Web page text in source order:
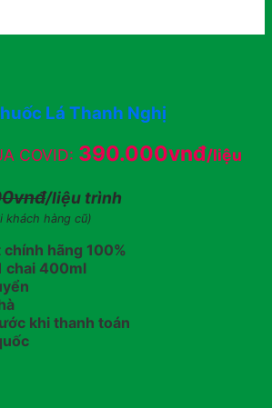
Lá Thanh Nghị
COVID: 390.000vnđ/liệu
/liệu trình
khách hàng cũ)
hãng 100%
chai 400ml
khi thanh toán